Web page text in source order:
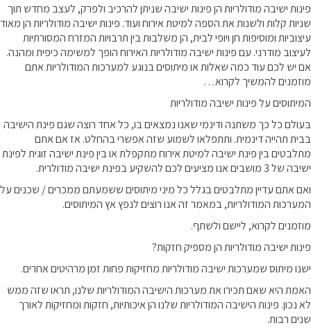
פינות ישיבה מודולריות הן פינות ישיבה שניתן להרכיב ולפרק, לעצב מחדש תוך
שניות קלות ולשנות את הספה למיטת אירוח ועוד. פינות ישיבה מודולריות הן מאוד
עיצוביות ומוסיפות חן ויופי לבית, הן משלבות בין תרבויות המזרח המסורתיות
לעיצוב מודרני. עם פינות ישיבה מודולריות האירוח הופך למשימה כיפית ומהנה.
אם יש לכם עוד כמה שאלות או מיתוסים בנוגע למערכות המודולריות אתם
מוזמנים להמשיך לקרוא…
המיתוסים על פינות ישיבה מודולריות
בעולם כל כך משתנה ודינמי שאנו נמצאים בו, כל אחד רוצה שגם פינת הישיבה
בבית תהייה דינמית. ותתפלאו לשמוע שזה אפשרי בהחלט. אז אם אתם
מתלבטים בין פינת ישיבה למיטת אירוח מתקפלת או בין פינת ישיבה זוגית לפינת
ישיבה של 3 מושבים אנו מציעים לכם להשקיע בפינת ישיבה מודולרית.
ואם אתם עדיין מתלבטים בגלל כל מיני מיתוסים ששמעתם ממכרים / שכנים על
המערכות המודולריות, במאמר זה אנו רוצים לנפץ אץ המיתוסים.
מוזמנים לקרוא, ליישם ולשתף.
פינות ישיבה מודולריות הן מספיק חזקות?
ישנו מיתוס שמערכות ישיבה מודולריות מחזיקות פחות זמן מרהיטים אחרים.
האמת היא שאם תכירו את מערכות הישיבה המודולריות שלנו, תראו שזה ממש
לא נכון. פינות הישיבה המודולריות שלנו הן איכותיות, חזקות ומחזיקות לאורך
שנים רבות.